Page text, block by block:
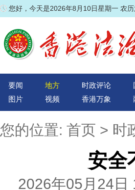
您好，今天是2026年8月10日星期一 农历
要闻 地方 时政评论
图片
视频 香港万象
您的位置: 首页 > 时
安全
2026年05月24